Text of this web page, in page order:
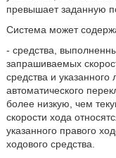
превышает заданную
Система может
- средства,
запрашиваемых
средства и указанного
автоматического
более низкую, чем
скорости хода
указанного правого
ходового средства.